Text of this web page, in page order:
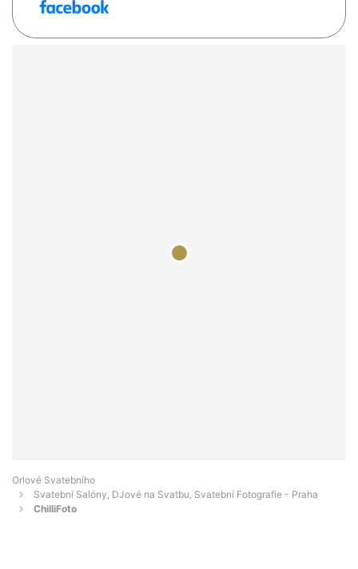
Orlové Svatebního
Svatební Salóny, DJové na Svatbu, Svatební Fotografie - Praha
ChilliFoto